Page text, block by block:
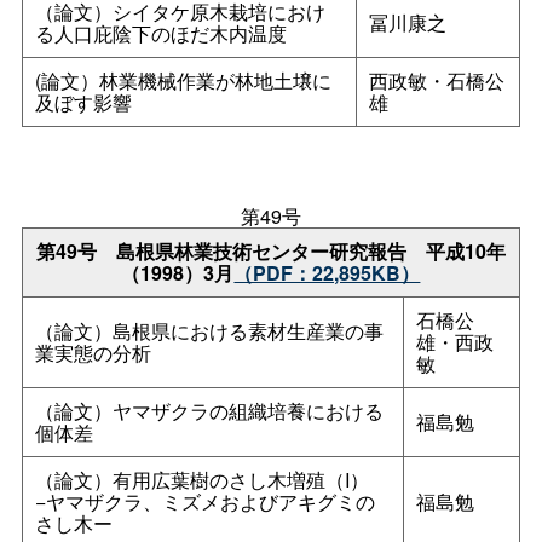
（論文）シイタケ原木栽培におけ
る人口庇陰下のほだ木内温度 冨川康之
(論文）林業機械作業が林地土壌に
及ぼす影響
西政敏・石橋公
雄
第49号
第49号 島根県林業技術センター研究報告 平成10年
（1998）3月 （PDF：22,895KB）
（論文）島根県における素材生産業の事
業実態の分析
石橋公
雄・西政
敏
（論文）ヤマザクラの組織培養における
個体差 福島勉
（論文）有用広葉樹のさし木増殖（I）
−ヤマザクラ、ミズメおよびアキグミの
さし木ー
福島勉